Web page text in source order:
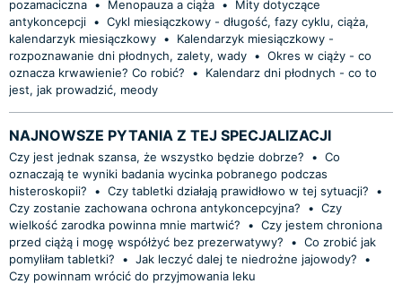
pozamaciczna • Menopauza a ciąża •
Mity dotyczące
antykoncepcji • Cykl miesiączkowy - długość, fazy cyklu, ciąża,
kalendarzyk miesiączkowy •
Kalendarzyk miesiączkowy -
rozpoznawanie dni płodnych, zalety, wady • Okres w ciąży - co
oznacza krwawienie? Co robić?
•
Kalendarz dni płodnych - co to
jest, jak prowadzić, meody
NAJNOWSZE PYTANIA Z TEJ SPECJALIZACJI
Czy jest jednak szansa, że wszystko będzie dobrze? • Co
oznaczają te wyniki badania wycinka pobranego podczas
histeroskopii?
• Czy tabletki działają prawidłowo w tej sytuacji?
•
Czy zostanie zachowana ochrona antykoncepcyjna?
• Czy
wielkość zarodka powinna mnie martwić?
• Czy jestem chroniona
przed ciążą i mogę współżyć bez prezerwatywy?
• Co zrobić jak
pomyliłam tabletki?
• Jak leczyć dalej te niedrożne jajowody?
•
Czy powinnam wrócić do przyjmowania leku